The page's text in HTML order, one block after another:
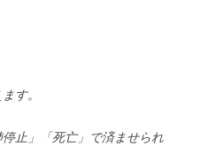
す。
止」「死亡」で済ませられ